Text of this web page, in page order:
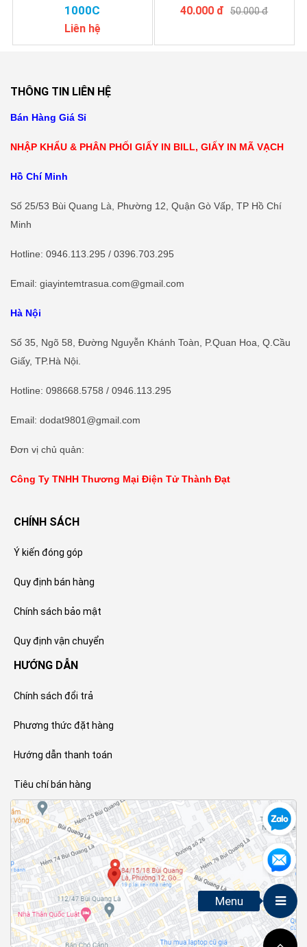
1000C
Liên hệ
40.000 đ 50.000 đ
THÔNG TIN LIÊN HỆ
Bán Hàng Giá Sỉ
NHẬP KHẨU & PHÂN PHỐI GIẤY IN BILL, GIẤY IN MÃ VẠCH
Hồ Chí Minh
Số 25/53 Bùi Quang Là, Phường 12, Quận Gò Vấp, TP Hồ Chí
Minh
Hotline: 0946.113.295 / 0396.703.295
Email: giayintemtrasua.com@gmail.com
Hà Nội
Số 35, Ngõ 58, Đường Nguyễn Khánh Toàn, P.Quan Hoa, Q.Cầu
Giấy, TP.Hà Nội.
Hotline: 098668.5758 / 0946.113.295
Email: dodat9801@gmail.com
Đơn vị chủ quản:
Công Ty TNHH Thương Mại Điện Tử Thành Đạt
CHÍNH SÁCH
Ý kiến đóng góp
Quy định bán hàng
Chính sách bảo mật
Quy định vận chuyển
HƯỚNG DẪN
Chính sách đổi trả
Phương thức đặt hàng
Hướng dẫn thanh toán
Tiêu chí bán hàng
Menu